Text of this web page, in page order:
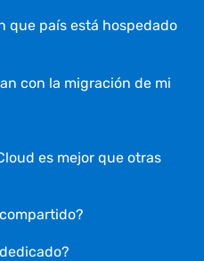
que país está hospedado
con la migración de mi
es mejor que otras